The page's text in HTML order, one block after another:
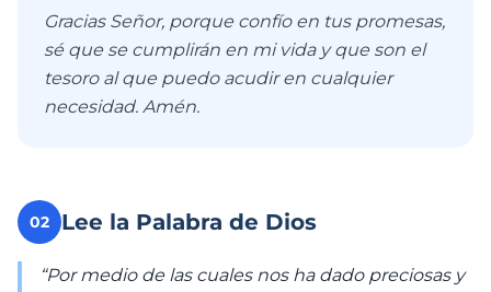
Gracias Señor, porque confío en tus promesas,
sé que se cumplirán en mi vida y que son el
tesoro al que puedo acudir en cualquier
necesidad. Amén.
02 Lee la Palabra de Dios
“Por medio de las cuales nos ha dado preciosas y